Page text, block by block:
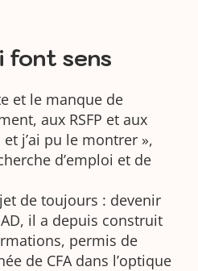
font sens
et le manque de
aux RSFP et aux
et j’ai pu le montrer »,
d’emploi et de
de toujours : devenir
il a depuis construit
permis de
de CFA dans l’optique